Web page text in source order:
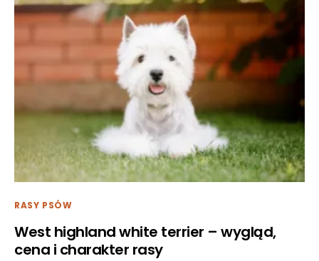
RASY PSÓW
West highland white terrier – wygląd,
cena i charakter rasy